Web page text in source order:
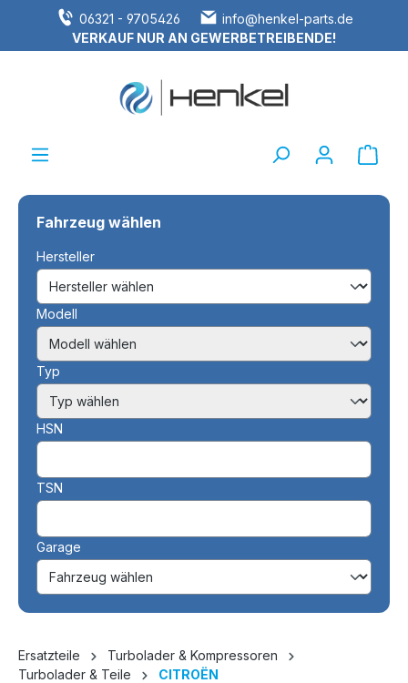
springen06321 - 9705426
info@henkel-parts.de
VERKAUF NUR AN GEWERBETREIBENDE!
Fahrzeug wählen
Hersteller
Modell
Typ
HSN
TSN
Garage
Ersatzteile
Turbolader & Kompressoren
Turbolader & Teile
CITROËN